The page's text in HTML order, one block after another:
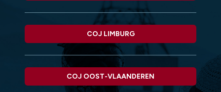
COJ LIMBURG
COJ OOST-VLAANDEREN